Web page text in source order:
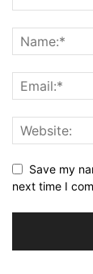
Save my
next time I